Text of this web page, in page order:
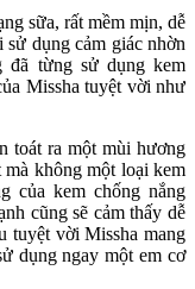
sữa, rất mềm mịn, dễ
sử dụng cảm giác nhờn
đã từng sử dụng kem
Missha tuyệt vời như
toát ra một mùi hương
không một loại kem
của kem chống nắng
cũng sẽ cảm thấy dễ
tuyệt vời Missha mang
dụng ngay một em cơ